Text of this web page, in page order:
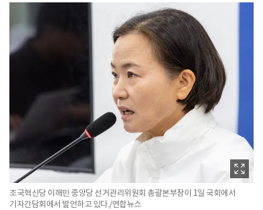
조국혁신당 이해민 중앙당 선거관리위원회 총괄본부장이 1일 국회에서
기자간담회에서 발언하고 있다./연합뉴스